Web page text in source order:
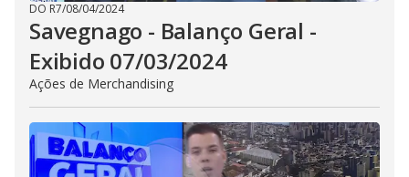
DO R7/08/04/2024
Savegnago - Balanço Geral -
Exibido 07/03/2024
Ações de Merchandising